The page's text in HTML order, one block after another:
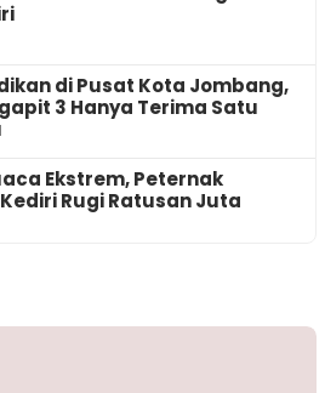
di Pusat Kota Jombang,
3 Hanya Terima Satu
Ekstrem, Peternak
Rugi Ratusan Juta